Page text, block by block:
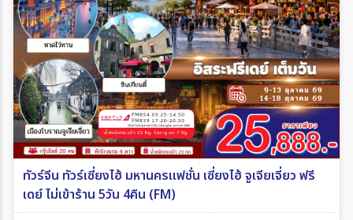
ทัวร์จีน ทัวร์เซี่ยงไฮ้ มหานครแฟชั่น เซี่ยงไฮ้ จูเจียเจี่ยว ฟรี
เดย์ ไม่เข้าร้าน 5วัน 4คืน (FM)